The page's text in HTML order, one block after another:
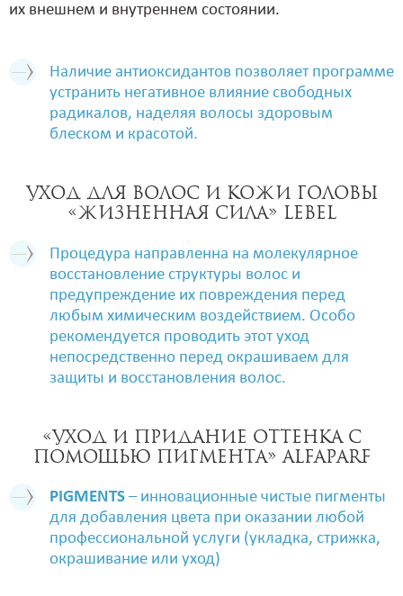
их внешнем и внутреннем состоянии.
Наличие антиоксидантов позволяет программе
устранить негативное влияние свободных
радикалов, наделяя волосы здоровым
блеском и красотой.
Уход для волос и кожи головы
«Жизненная сила» Lebel
Процедура направленна на молекулярное
восстановление структуры волос и
предупреждение их повреждения перед
любым химическим воздействием. Особо
рекомендуется проводить этот уход
непосредственно перед окрашиваем для
защиты и восстановления волос.
«Уход и придание оттенка с
помощью пигмента» Alfaparf
PIGMENTS – инновационные чистые пигменты
для добавления цвета при оказании любой
профессиональной услуги (укладка, стрижка,
окрашивание или уход)